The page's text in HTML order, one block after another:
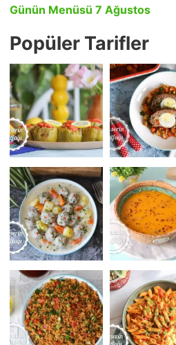
Günün Menüsü 7 Ağustos
Popüler Tarifler